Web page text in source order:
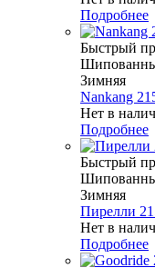
Подробнее
Быстрый
Зимняя
Nankang
Нет в
Подробнее
Быстрый
Зимняя
Пирелли
Нет в
Подробнее